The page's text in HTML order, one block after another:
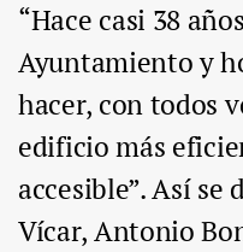
“Hace casi 38
Ayuntamiento y
hacer, con todos
edificio más
accesible”. Así
Vícar, Antonio